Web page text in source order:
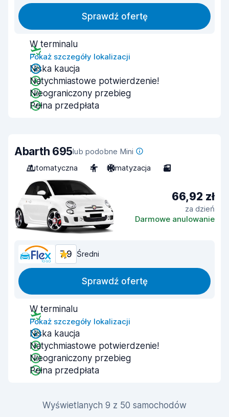
Sprawdź ofertę
W terminalu
Pokaż szczegóły lokalizacji
Niska kaucja
Natychmiastowe potwierdzenie!
Nieograniczony przebieg
Pełna przedpłata
Abarth 695lub podobne Mini
Automatyczna
4 Klimatyzacja 3
66,92 zł
za dzień
Darmowe anulowanie
7,9 Średni
Sprawdź ofertę
W terminalu
Pokaż szczegóły lokalizacji
Niska kaucja
Natychmiastowe potwierdzenie!
Nieograniczony przebieg
Pełna przedpłata
Wyświetlanych 9 z 50 samochodów